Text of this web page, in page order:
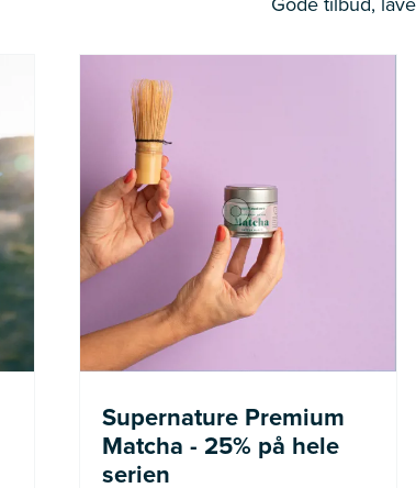
Supernature Premium
Matcha - 25% på hele
serien